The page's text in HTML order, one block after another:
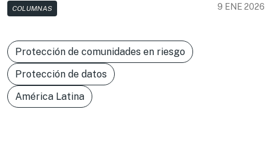
COLUMNAS 9 ENE 2026
Protección de comunidades en riesgo
Protección de datos
América Latina